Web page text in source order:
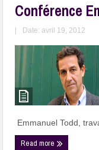
Conférence
Date: avril 19, 2012
Emmanuel Todd,
Read more